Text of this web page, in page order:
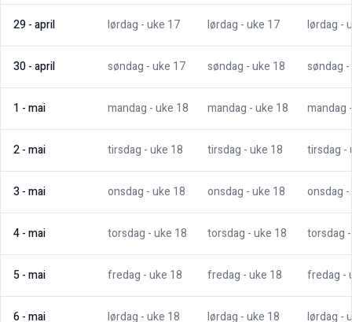
29-april lørdag - uke 17 lørdag - uke 17 lørdag -
30-april søndag - uke 17 søndag - uke 18 søndag
1 -mai mandag - uke 18 mandag - uke 18 mandag
2-mai tirsdag - uke 18 tirsdag - uke 18 tirsdag -
3 -mai onsdag - uke 18 onsdag - uke 18 onsdag
4-mai torsdag - uke 18 torsdag - uke 18 torsdag
5-mai fredag - uke 18 fredag - uke 18 fredag -
6-mai lørdag - uke 18 lørdag - uke 18 lørdag -